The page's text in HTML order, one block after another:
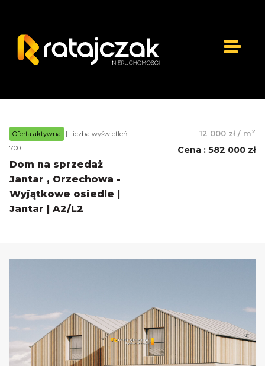
Oferta aktywna
| Liczba wyświetleń:
700
Dom na sprzedaż
Jantar , Orzechowa -
Wyjątkowe osiedle |
Jantar | A2/L2
12 000 zł / m2
Cena : 582 000 zł